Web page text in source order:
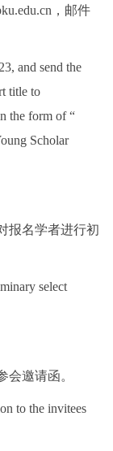
，邮件
and send the
title to
the form of “
Scholar
报名学者进行初
select
会邀请函。
to the invitees